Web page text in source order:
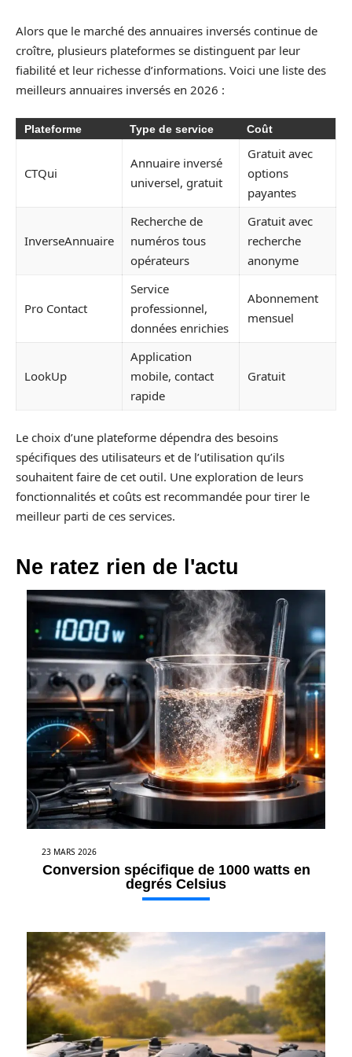
Alors que le marché des annuaires inversés continue de
croître, plusieurs plateformes se distinguent par leur
fiabilité et leur richesse d’informations. Voici une liste des
meilleurs annuaires inversés en 2026 :
Plateforme Type de service Coût
CTQui
Annuaire inversé
universel, gratuit
Gratuit avec
options
payantes
InverseAnnuaire
Recherche de
numéros tous
opérateurs
Gratuit avec
recherche
anonyme
Pro Contact
Service
professionnel,
données enrichies
Abonnement
mensuel
LookUp
Application
mobile, contact
rapide
Gratuit
Le choix d’une plateforme dépendra des besoins
spécifiques des utilisateurs et de l’utilisation qu’ils
souhaitent faire de cet outil. Une exploration de leurs
fonctionnalités et coûts est recommandée pour tirer le
meilleur parti de ces services.
Ne ratez rien de l'actu
23 MARS 2026
Conversion spécifique de 1000 watts en
degrés Celsius